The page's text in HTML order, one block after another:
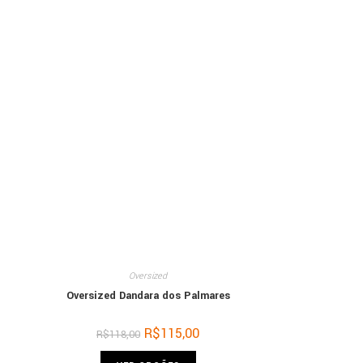
Oversized
Oversized Dandara dos Palmares
R$118,00 R$115,00